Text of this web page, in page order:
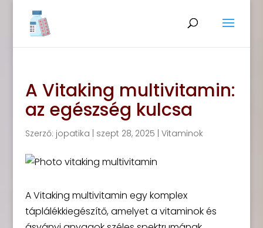
A Vitaking multivitamin:
az egészség kulcsa
Szerző: jopatika szept 28, 2025 Vitaminok
A Vitaking multivitamin egy komplex
táplálékkiegészítő, amelyet a vitaminok és